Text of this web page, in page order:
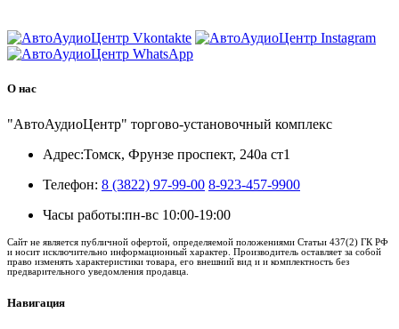
О нас
"АвтоАудиоЦентр" торгово-установочный комплекс
Адрес:Томск, Фрунзе проспект, 240а ст1
Телефон: 8 (3822) 97-99-00 8-923-457-9900
Часы работы:пн-вс 10:00-19:00
Сайт не является публичной офертой, определяемой положениями Статьи 437(2) ГК РФ
и носит исключительно информационный характер. Производитель оставляет за собой
право изменять характеристики товара, его внешний вид и и комплектность без
предварительного уведомления продавца.
Навигация